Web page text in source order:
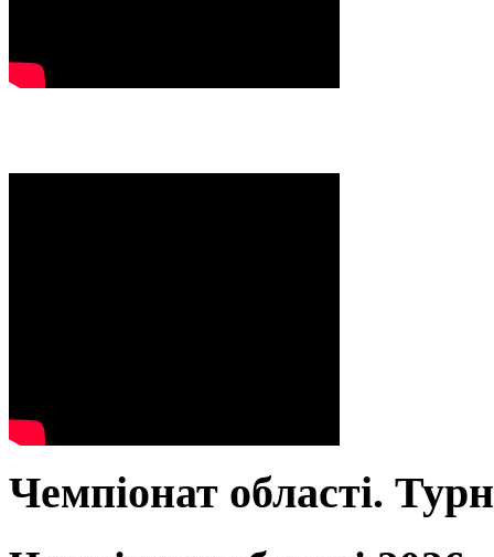
Чемпіонат області.